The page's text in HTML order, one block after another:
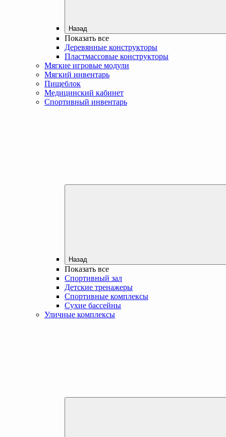
Назад
Показать все
Деревянные конструкторы
Пластмассовые конструкторы
Мягкие игровые модули
Мягкий инвентарь
Пищеблок
Медицинский кабинет
Спортивный инвентарь
Назад
Показать все
Спортивный зал
Детские тренажеры
Спортивные комплексы
Сухие бассейны
Уличные комплексы